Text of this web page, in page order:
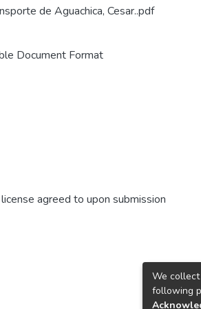
de Aguachica, Cesar..pdf
Document Format
agreed to upon submission
We
following